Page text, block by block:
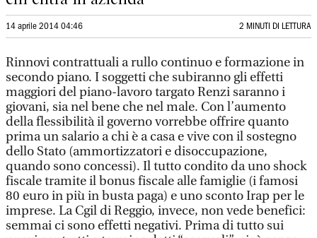
14 aprile 2014 04:46 2 MINUTI DI LETTURA
Rinnovi contrattuali a rullo continuo e formazione in
secondo piano. I soggetti che subiranno gli effetti
maggiori del piano-lavoro targato Renzi saranno i
giovani, sia nel bene che nel male. Con l’aumento
della flessibilità il governo vorrebbe offrire quanto
prima un salario a chi è a casa e vive con il sostegno
dello Stato (ammortizzatori e disoccupazione,
quando sono concessi). Il tutto condito da uno shock
fiscale tramite il bonus fiscale alle famiglie (i famosi
80 euro in più in busta paga) e uno sconto Irap per le
imprese. La Cgil di Reggio, invece, non vede benefici:
semmai ci sono effetti negativi. Prima di tutto sui